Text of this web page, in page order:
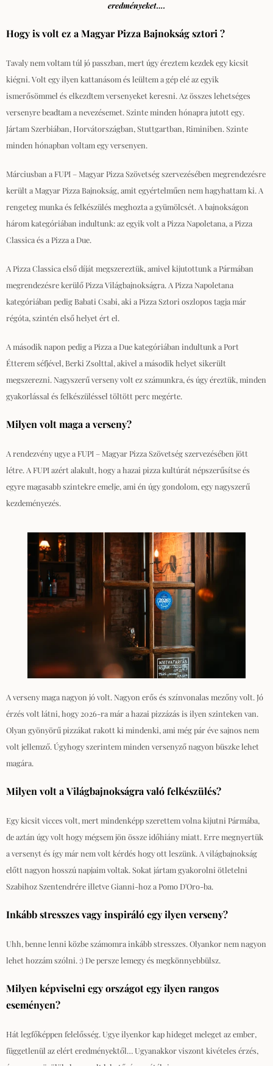
eredményeket….
Hogy is volt ez a Magyar Pizza Bajnokság sztori ?
Tavaly nem voltam túl jó passzban, mert úgy éreztem kezdek egy kicsit
kiégni. Volt egy ilyen kattanásom és leültem a gép elé az egyik
ismerősömmel és elkezdtem versenyeket keresni. Az összes lehetséges
versenyre beadtam a nevezésemet. Szinte minden hónapra jutott egy.
Jártam Szerbiában, Horvátországban, Stuttgartban, Riminiben. Szinte
minden hónapban voltam egy versenyen.
Márciusban a FUPI – Magyar Pizza Szövetség szervezésében megrendezésre
került a Magyar Pizza Bajnokság, amit egyértelműen nem hagyhattam ki. A
rengeteg munka és felkészülés meghozta a gyümölcsét. A bajnokságon
három kategóriában indultunk: az egyik volt a Pizza Napoletana, a Pizza
Classica és a Pizza a Due.
A Pizza Classica első díját megszereztük, amivel kijutottunk a Pármában
megrendezésre kerülő Pizza Világbajnokságra. A Pizza Napoletana
kategóriában pedig Babati Csabi, aki a Pizza Sztori oszlopos tagja már
régóta, szintén első helyet ért el.
A második napon pedig a Pizza a Due kategóriában indultunk a Port
Étterem séfjével, Berki Zsolttal, akivel a második helyet sikerült
megszerezni. Nagyszerű verseny volt ez számunkra, és úgy éreztük, minden
gyakorlással és felkészüléssel töltött perc megérte.
Milyen volt maga a verseny?
A rendezvény ugye a FUPI – Magyar Pizza Szövetség szervezésében jött
létre. A FUPI azért alakult, hogy a hazai pizza kultúrát népszerűsítse és
egyre magasabb szintekre emelje, ami én úgy gondolom, egy nagyszerű
kezdeményezés.
A verseny maga nagyon jó volt. Nagyon erős és színvonalas mezőny volt. Jó
érzés volt látni, hogy 2026-ra már a hazai pizzázás is ilyen szinteken van.
Olyan gyönyörű pizzákat rakott ki mindenki, ami még pár éve sajnos nem
volt jellemző. Úgyhogy szerintem minden versenyző nagyon büszke lehet
magára.
Milyen volt a Világbajnokságra való felkészülés?
Egy kicsit vicces volt, mert mindenképp szerettem volna kijutni Pármába,
de aztán úgy volt hogy mégsem jön össze időhiány miatt. Erre megnyertük
a versenyt és így már nem volt kérdés hogy ott leszünk. A világbajnokság
előtt nagyon hosszú napjaim voltak. Sokat jártam gyakorolni ötletelni
Szabihoz Szentendrére illetve Gianni-hoz a Pomo D'Oro-ba.
Inkább stresszes vagy inspiráló egy ilyen verseny?
Uhh, benne lenni közbe számomra inkább stresszes. Olyankor nem nagyon
lehet hozzám szólni. :) De persze lemegy és megkönnyebbülsz.
Milyen képviselni egy országot egy ilyen rangos
eseményen?
Hát legfőképpen felelősség. Ugye ilyenkor kap hideget meleget az ember,
függetlenül az elért eredményektől… Ugyanakkor viszont kivételes érzés,